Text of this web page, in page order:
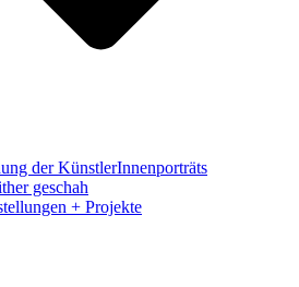
der KünstlerInnenporträts
geschah
+ Projekte